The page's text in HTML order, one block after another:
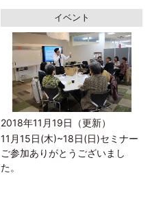
イベント
2018年11月19日（更新）
11月15日(木)~18日(日)セミナー
ご参加ありがとうございまし
た。